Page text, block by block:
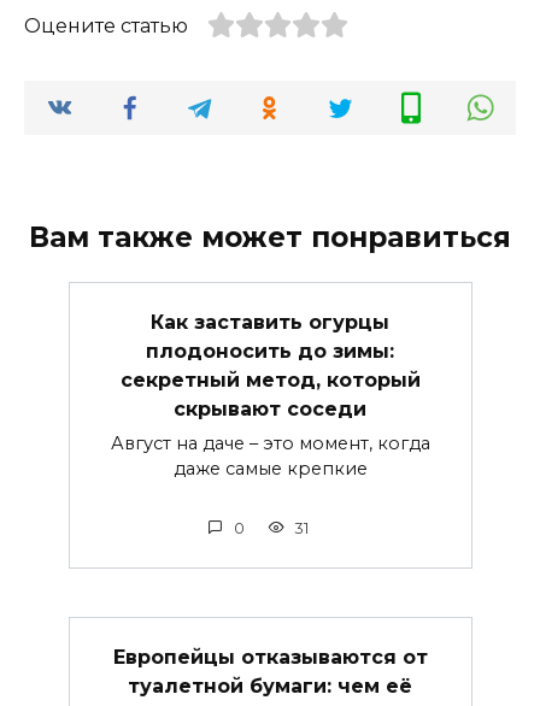
Оцените статью
Вам также может понравиться
Как заставить огурцы
плодоносить до зимы:
секретный метод, который
скрывают соседи
Август на даче – это момент, когда
даже самые крепкие
0 31
Европейцы отказываются от
туалетной бумаги: чем её